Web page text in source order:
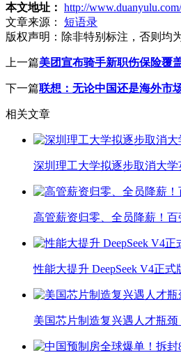
本文地址： http://
文章来源：
短语录
版权声明： 除非特别标注，否则均
上一篇美团宣布骑手新职伤保险覆
下一篇联想：无论中国还是海外市
相关文章
深圳理工大学拟逐步取消大
高管薪资归零、全员降薪！
性能大提升 DeepSeek V4正
美国芯片制造复兴遇人才瓶